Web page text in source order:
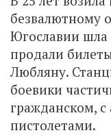
безвалютному
Югославии шла
продали
Любляну.
боевики
гражданском,
пистолетами.